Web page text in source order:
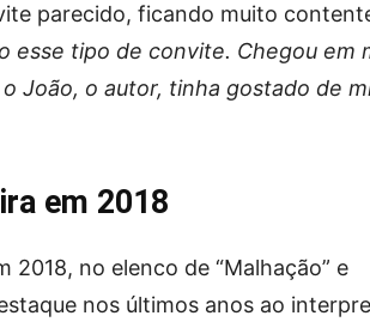
parecido, ficando muito
esse tipo de convite. Chegou em
João, o autor, tinha gostado de
em 2018
no elenco de “Malhação” e
nos últimos anos ao